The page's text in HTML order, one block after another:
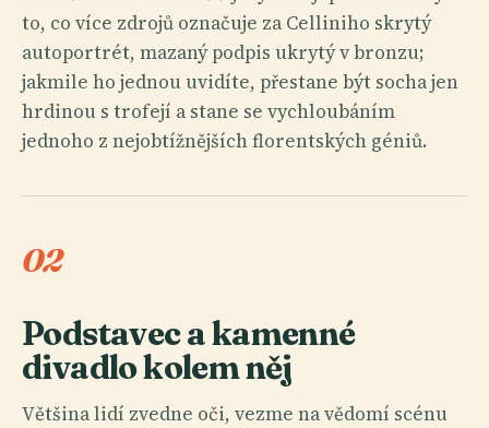
to, co více zdrojů označuje za Celliniho skrytý
autoportrét, mazaný podpis ukrytý v bronzu;
jakmile ho jednou uvidíte, přestane být socha jen
hrdinou s trofejí a stane se vychloubáním
jednoho z nejobtížnějších florentských géniů.
02
Podstavec a kamenné
divadlo kolem něj
Většina lidí zvedne oči, vezme na vědomí scénu